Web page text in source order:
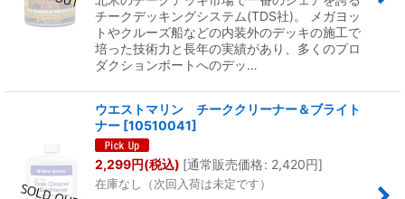
チークデッキングシステム(TDS社)。 メガヨッ
トやクルーズ船などの内装外のデッキの施工で
培った技術力と長年の実績があり、多くのプロ
ダクションボートへのデッ…
ウエストマリン チーククリーナー＆ブライト
ナー [10510041]
2,299円(税込) [通常販売価格: 2,420円]
在庫なし（次回入荷は未定です）